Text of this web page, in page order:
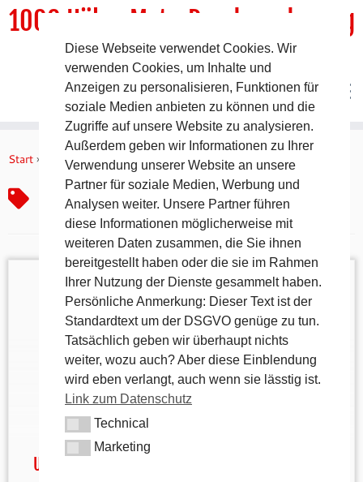
Inhalt
1000 HöhenMeterRundwanderweg
DER Rundwanderweg um Pommelsbrunn
Start » Keramikdepot
Keramikdepot
Urzeit zum Anfassen – Das Vorgeschichtsmuseum
im Bahnhof Hartmannshof Wenige Schritte vom
Wanderweg entfernt und trotzdem eine Reise durch
Jahrtausende: Das Vorgeschichtsmuseum im
Urzeitbahnhof Hartmannshof ist ein echtes Juwel
für alle, die beim Wandern auch gern in die Tiefe
der Geschichte blicken. Hier begegnet man nicht nur
Mammuts und Höhlenbären […]
Urzeitbahnhof Hartmannshof
Diese Webseite verwendet Cookies. Wir
verwenden Cookies, um Inhalte und
Anzeigen zu personalisieren, Funktionen für
soziale Medien anbieten zu können und die
Zugriffe auf unsere Website zu analysieren.
Außerdem geben wir Informationen zu Ihrer
Verwendung unserer Website an unsere
Partner für soziale Medien, Werbung und
Analysen weiter. Unsere Partner führen
diese Informationen möglicherweise mit
weiteren Daten zusammen, die Sie ihnen
bereitgestellt haben oder die sie im Rahmen
Ihrer Nutzung der Dienste gesammelt haben.
Persönliche Anmerkung: Dieser Text ist der
Standardtext um der DSGVO genüge zu tun.
Tatsächlich geben wir überhaupt nichts
weiter, wozu auch? Aber diese Einblendung
wird eben verlangt, auch wenn sie lässtig ist.
Link zum Datenschutz
TechnicalTechnical
MarketingMarketing